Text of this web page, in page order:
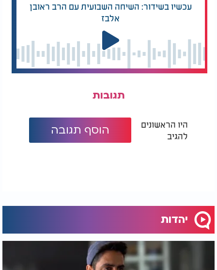
אמיתי.
לסיכום, שלום הבית הוא יסוד לכל טוב בחיים. על ידי
שמירה על ערך השלום והוויתור על דברים קטנים
שיכולים להפר את האיזון, ניתן להגיע לחיים בריאים
ומאושרים יותר. כל המאמץ והעבודה פנימית
שמקדישים לכך, מביאים לתוצאה רבה ומשמעותית -
עכשיו בשידור: השיחה השבועית עם הרב ראובן
אלבז
תגובות
היו הראשונים
להגיב
הוסף תגובה
יהדות